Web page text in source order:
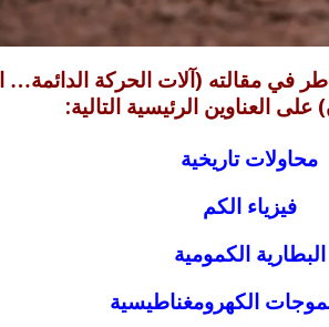
في مقالته (آلات الحركة الدائمة…
على العناوين الرئيسية التالية:
محاولات تاريخية
فيزياء الكم
البطارية الكمومية
الكهرومغناطيسية